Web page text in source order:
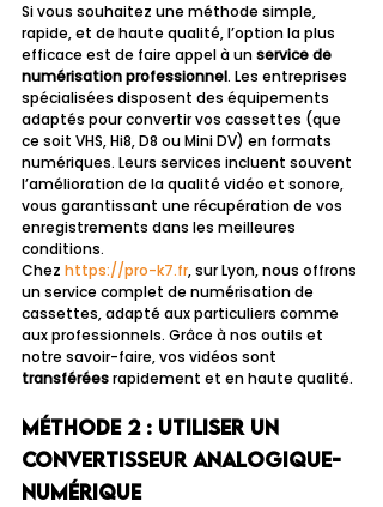
Si vous souhaitez une méthode simple,
rapide, et de haute qualité, l’option la plus
efficace est de faire appel à un service de
numérisation professionnel. Les entreprises
spécialisées disposent des équipements
adaptés pour convertir vos cassettes (que
ce soit VHS, Hi8, D8 ou Mini DV) en formats
numériques. Leurs services incluent souvent
l’amélioration de la qualité vidéo et sonore,
vous garantissant une récupération de vos
enregistrements dans les meilleures
conditions.
Chez https://pro-k7.fr, sur Lyon, nous offrons
un service complet de numérisation de
cassettes, adapté aux particuliers comme
aux professionnels. Grâce à nos outils et
notre savoir-faire, vos vidéos sont
transférées rapidement et en haute qualité.
Méthode 2 : Utiliser un
convertisseur analogique-
numérique